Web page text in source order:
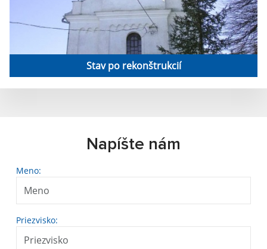
Stav po rekonštrukcií
Napíšte nám
Meno:
Priezvisko: